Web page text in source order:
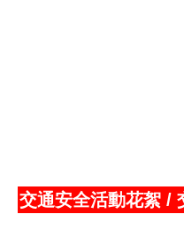
交通安全活動花絮 /